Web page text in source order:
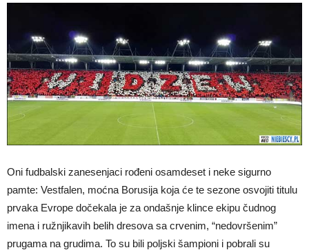
Oni fudbalski zanesenjaci rođeni osamdeset i neke sigurno
pamte: Vestfalen, moćna Borusija koja će te sezone osvojiti titulu
prvaka Evrope dočekala je za ondašnje klince ekipu čudnog
imena i ružnjikavih belih dresova sa crvenim, “nedovršenim”
prugama na grudima. To su bili poljski šampioni i pobrali su